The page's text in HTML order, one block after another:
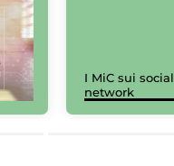
I MiC sui social
network